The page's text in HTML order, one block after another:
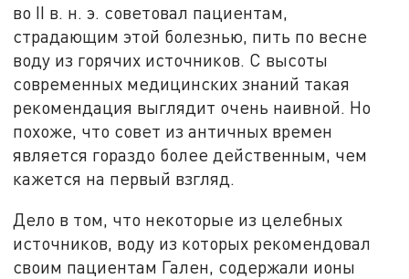
во II в. н. э. советовал пациентам,
страдающим этой болезнью, пить по весне
воду из горячих источников. С высоты
современных медицинских знаний такая
рекомендация выглядит очень наивной. Но
похоже, что совет из античных времен
является гораздо более действенным, чем
кажется на первый взгляд.
Дело в том, что некоторые из целебных
источников, воду из которых рекомендовал
своим пациентам Гален, содержали ионы